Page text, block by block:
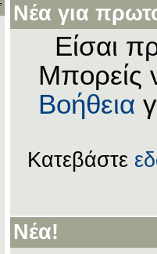
Νέα για
Είσαι
Μπορείς
Βοήθεια
Κατεβάστε
Νέα!